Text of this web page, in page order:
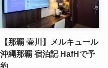
【那覇 壷川】メルキュール
沖縄那覇 宿泊記 HafHで予
約